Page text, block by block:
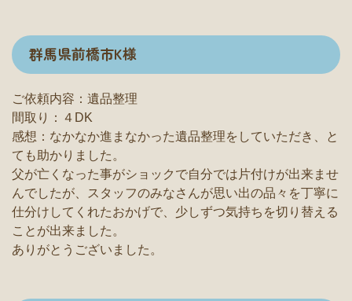
群馬県前橋市K様
ご依頼内容：遺品整理
間取り：４DK
感想：なかなか進まなかった遺品整理をしていただき、と
ても助かりました。
父が亡くなった事がショックで自分では片付けが出来ませ
んでしたが、スタッフのみなさんが思い出の品々を丁寧に
仕分けしてくれたおかげで、少しずつ気持ちを切り替える
ことが出来ました。
ありがとうございました。